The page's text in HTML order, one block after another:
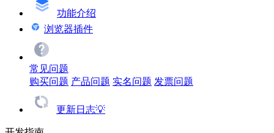
功能介绍
浏览器插件
常见问题
购买问题 产品问题 实名问题 发票问题
更新日志💡